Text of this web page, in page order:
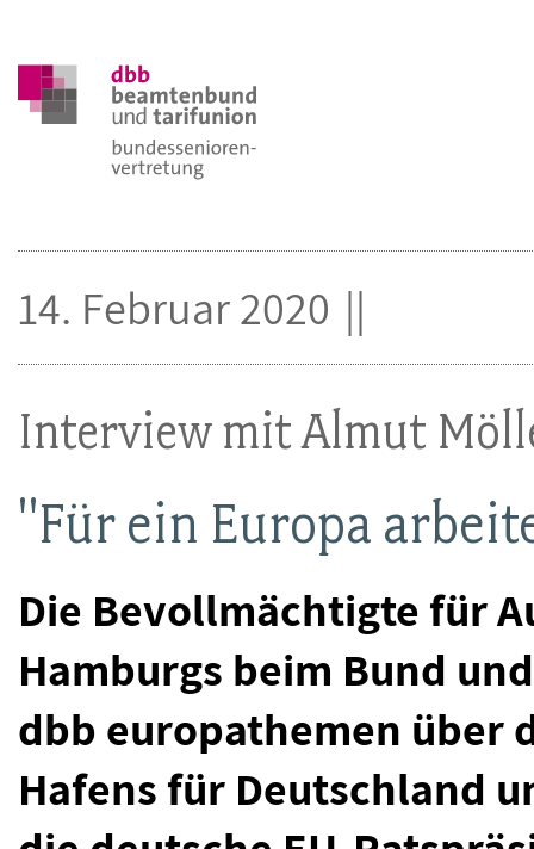
Interview mit Almut
"Für ein Europa
Die Bevollmächtigte für
Hamburgs beim Bund
dbb europathemen über
Hafens für Deutschland
14. Februar 2020